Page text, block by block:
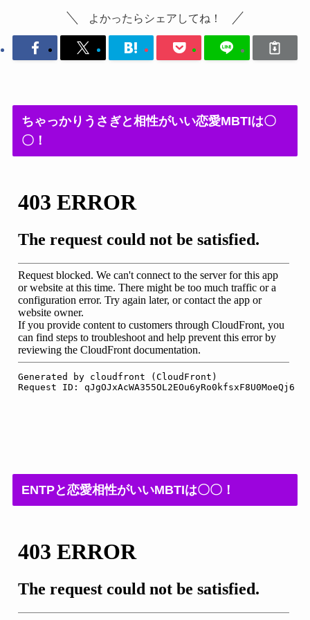
よかったらシェアしてね！
ちゃっかりうさぎと相性がいい恋愛MBTIは〇
〇！
ENTPと恋愛相性がいいMBTIは〇〇！